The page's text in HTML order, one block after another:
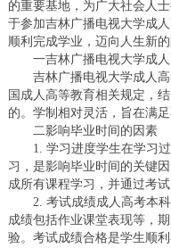
的重要基地，为广大社会人
于参加吉林广播电视大学成
顺利完成学业，迈向人生新
一吉林广播电视大学成人
吉林广播电视大学成人高
国成人高等教育相关规定，
的。学制相对灵活，旨在满
二影响毕业时间的因素
1. 学习进度学生在学习过
习，是影响毕业时间的关键
成所有课程学习，并通过考试
2. 考试成绩成人高考本科
成绩包括作业课堂表现等，
验。考试成绩合格是学生顺利